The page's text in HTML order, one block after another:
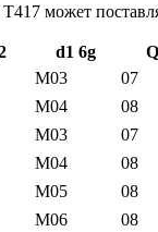
может
d1 6g
M03 07
M04 08
M03 07
M04 08
M05 08
M06 08